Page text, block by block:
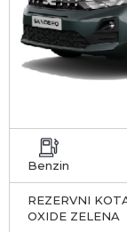
Benzin
REZERVNI
OXIDE ZELENA